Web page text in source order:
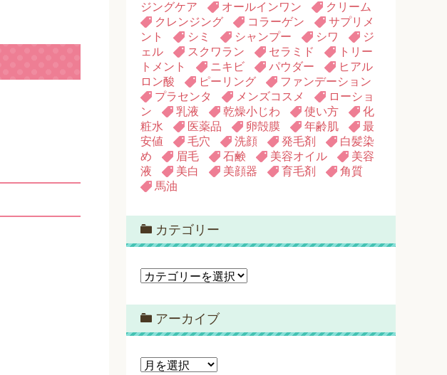
ジングケア
オールインワン
クリーム
クレンジング
コラーゲン
サプリメ
ント
シミ シャンプー シワ
ジ
ェル
スクワラン セラミド
トリー
トメント
ニキビ パウダー
ヒアル
ロン酸
ピーリング
ファンデーション
プラセンタ
メンズコスメ
ローショ
ン
乳液 乾燥小じわ 使い方
化
粧水
医薬品 卵殻膜 年齢肌
最
安値
毛穴 洗顔 発毛剤
白髪染
め
眉毛 石鹸 美容オイル
美容
液
美白 美顔器 育毛剤
角質
馬油
カテゴリー
カ
ゴ
リ
ー
アーカイブ
ア